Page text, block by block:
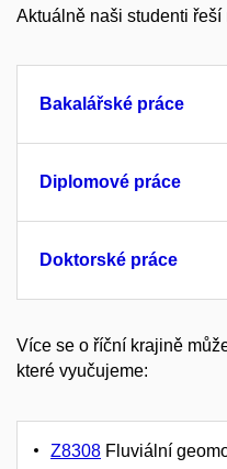
Aktuálně naši studenti
Bakalářské práce
Diplomové práce
Doktorské práce
Více se o říční krajině
které vyučujeme:
Z8308 Fluviální